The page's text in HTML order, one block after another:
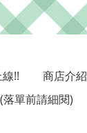
!! 商店介紹
單前請細閱)